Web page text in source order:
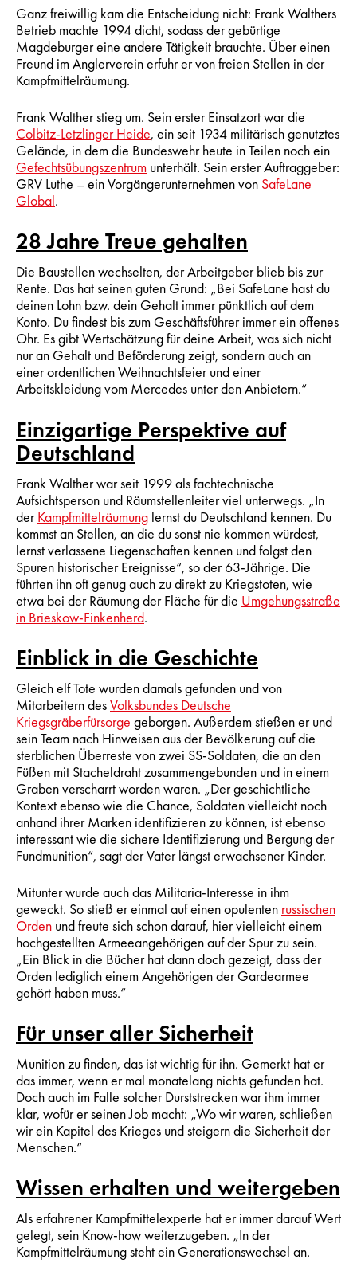
Ganz freiwillig kam die Entscheidung nicht: Frank Walthers
Betrieb machte 1994 dicht, sodass der gebürtige
Magdeburger eine andere Tätigkeit brauchte. Über einen
Freund im Anglerverein erfuhr er von freien Stellen in der
Kampfmittelräumung.
Frank Walther stieg um. Sein erster Einsatzort war die
Colbitz-Letzlinger Heide, ein seit 1934 militärisch genutztes
Gelände, in dem die Bundeswehr heute in Teilen noch ein
Gefechtsübungszentrum unterhält. Sein erster Auftraggeber:
GRV Luthe – ein Vorgängerunternehmen von SafeLane
Global.
28 Jahre Treue gehalten
Die Baustellen wechselten, der Arbeitgeber blieb bis zur
Rente. Das hat seinen guten Grund: „Bei SafeLane hast du
deinen Lohn bzw. dein Gehalt immer pünktlich auf dem
Konto. Du findest bis zum Geschäftsführer immer ein offenes
Ohr. Es gibt Wertschätzung für deine Arbeit, was sich nicht
nur an Gehalt und Beförderung zeigt, sondern auch an
einer ordentlichen Weihnachtsfeier und einer
Arbeitskleidung vom Mercedes unter den Anbietern.“
Einzigartige Perspektive auf
Deutschland
Frank Walther war seit 1999 als fachtechnische
Aufsichtsperson und Räumstellenleiter viel unterwegs. „In
derKampfmittelräumung lernst du Deutschland kennen. Du
kommst an Stellen, an die du sonst nie kommen würdest,
lernst verlassene Liegenschaften kennen und folgst den
Spuren historischer Ereignisse“, so der 63-Jährige. Die
führten ihn oft genug auch zu direkt zu Kriegstoten, wie
etwa bei der Räumung der Fläche für die Umgehungsstraße
in Brieskow-Finkenherd.
Einblick in die Geschichte
Gleich elf Tote wurden damals gefunden und von
Mitarbeitern desVolksbundes Deutsche
Kriegsgräberfürsorge geborgen. Außerdem stießen er und
sein Team nach Hinweisen aus der Bevölkerung auf die
sterblichen Überreste von zwei SS-Soldaten, die an den
Füßen mit Stacheldraht zusammengebunden und in einem
Graben verscharrt worden waren. „Der geschichtliche
Kontext ebenso wie die Chance, Soldaten vielleicht noch
anhand ihrer Marken identifizieren zu können, ist ebenso
interessant wie die sichere Identifizierung und Bergung der
Fundmunition“, sagt der Vater längst erwachsener Kinder.
Mitunter wurde auch das Militaria-Interesse in ihm
geweckt. So stieß er einmal auf einen opulenten russischen
Orden und freute sich schon darauf, hier vielleicht einem
hochgestellten Armeeangehörigen auf der Spur zu sein.
„Ein Blick in die Bücher hat dann doch gezeigt, dass der
Orden lediglich einem Angehörigen der Gardearmee
gehört haben muss.“
Für unser aller Sicherheit
Munition zu finden, das ist wichtig für ihn. Gemerkt hat er
das immer, wenn er mal monatelang nichts gefunden hat.
Doch auch im Falle solcher Durststrecken war ihm immer
klar, wofür er seinen Job macht: „Wo wir waren, schließen
wir ein Kapitel des Krieges und steigern die Sicherheit der
Menschen.“
Wissen erhalten und weitergeben
Als erfahrener Kampfmittelexperte hat er immer darauf Wert
gelegt, sein Know-how weiterzugeben. „In der
Kampfmittelräumung steht ein Generationswechsel an.